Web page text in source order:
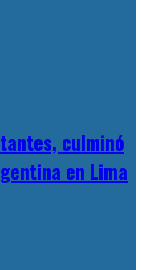
culminó
en Lima